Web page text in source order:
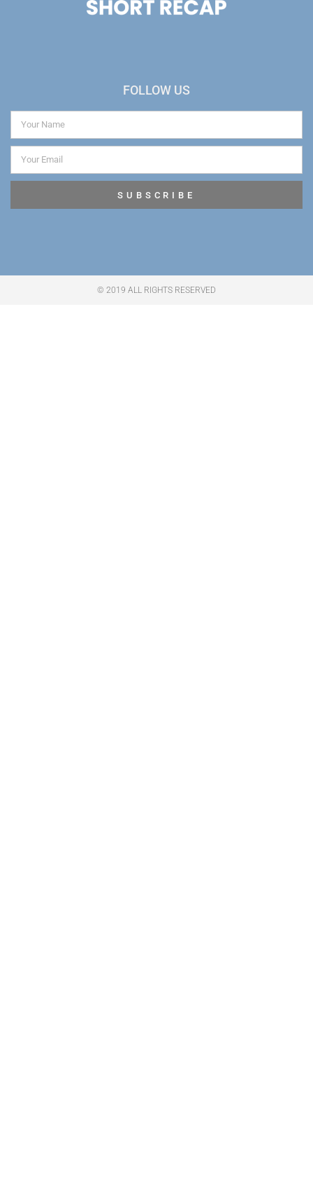
FOLLOW US
SUBSCRIBE
© 2019 ALL RIGHTS RESERVED​